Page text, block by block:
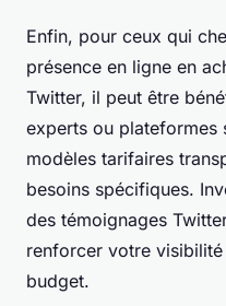
Enfin, pour ceux qui
présence en ligne en
Twitter, il peut être
experts ou plateformes
modèles tarifaires
besoins spécifiques.
des témoignages
renforcer votre
budget.